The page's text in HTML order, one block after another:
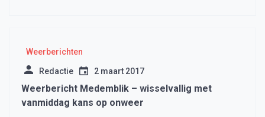
Weerberichten
Redactie 2 maart 2017
Weerbericht Medemblik – wisselvallig met
vanmiddag kans op onweer